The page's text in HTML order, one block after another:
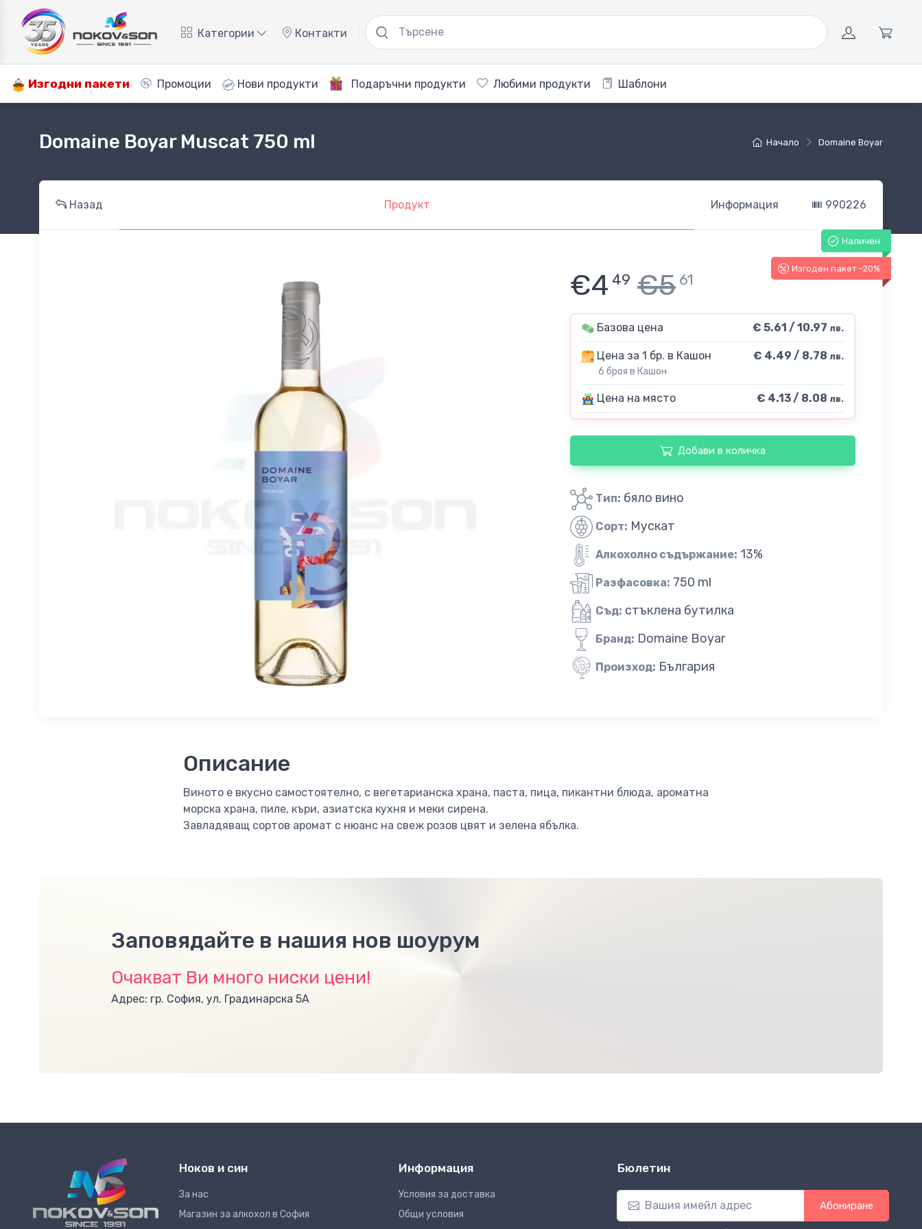
Категории Контакти
Изгодни пакети Промоции Нови продукти Подаръчни продукти Любими продукти Шаблони
Начало Domaine Boyar
Domaine Boyar Muscat 750 ml
Назад Продукт Информация 990226
Наличен
Изгоден пакет -20%
€4 49 €5 61
Базова цена € 5.61 / 10.97 лв.
Цена за 1 бр. в Кашон
6 броя в Кашон
€ 4.49 / 8.78 лв.
Цена на място € 4.13 / 8.08 лв.
Добави в количка
Тип: бяло вино
Сорт: Мускат
Алкохолно съдържание: 13%
Разфасовка: 750 ml
Съд: стъклена бутилка
Бранд: Domaine Boyar
Произход: България
Описание
Виното е вкусно самостоятелно, с вегетарианска храна, паста, пица, пикантни блюда, ароматна
морска храна, пиле, къри, азиатска кухня и меки сирена.
Завладяващ сортов аромат с нюанс на свеж розов цвят и зелена ябълка.
Заповядайте в нашия нов шоурум
Очакват Ви много ниски цени!
Адрес: гр. София, ул. Градинарска 5А
Ноков и син
За нас
Магазин за алкохол в София
Информация
Условия за доставка
Общи условия
Бюлетин
Абониране